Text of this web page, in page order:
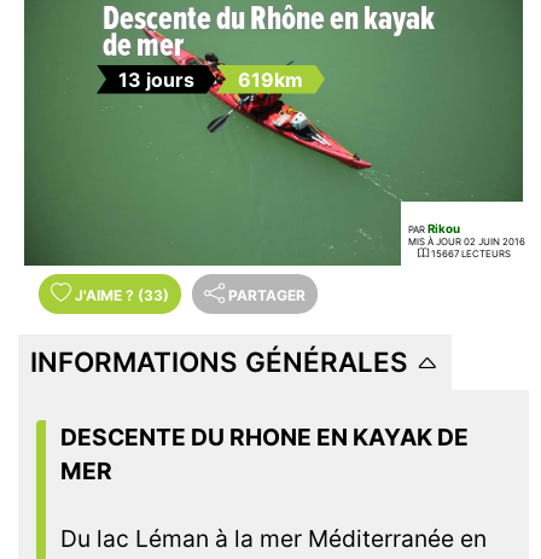
Descente du Rhône en kayak
de mer
13 jours 619km
PAR Rikou
MIS À JOUR 02 JUIN 2016
15667 LECTEURS
J'AIME ? (33) PARTAGER
INFORMATIONS GÉNÉRALES
DESCENTE DU RHONE EN KAYAK DE
MER
Du lac Léman à la mer Méditerranée en